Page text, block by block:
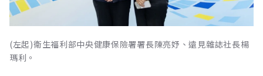
(左起)衛生福利部中央健康保險署署長陳亮妤、遠見雜誌社長楊
瑪利。